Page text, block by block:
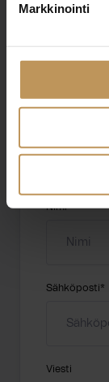
Markkinointi
"*"
Nimi*
Sähköposti*
Viesti